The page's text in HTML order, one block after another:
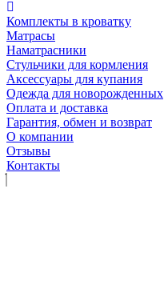
Комплекты в кроватку
Матрасы
Наматрасники
Стульчики для кормления
Аксессуары для купания
Одежда для новорожденных
Оплата и доставка
Гарантия, обмен и возврат
О компании
Отзывы
Контакты